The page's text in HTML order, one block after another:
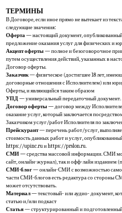
ТЕРМИНЫ
В Договоре, если иное прямо не вытекает из
следующие значения:
Оферта— настоящий документ,
предложение оказания услуг для физических и
Акцепт оферты— полное и безоговорочное
путем осуществления действий, указанных в
Договор оферты.
Заказчик— физическое (достигшее 18 лет,
договорные отношения с Исполнителем) или
Оферты, и являющийся таким образом
УПД— универсальный передаточный документ.
Договор оферты— договор между
оказание услуг, который заключается
Заказчиком услуг/работ Исполнителя по
Прейскурант— перечень работ/услуг,
стоимость данных работ и услуг,
https://upinc.ru и https://prslon.ru.
СМИ —средства массовой информации. СМИ
сайт, онлайн-журнал), так и офф-лайн изданием
СМИ-блог— онлайн-СМИ с возможностью
части СМИ-блогов есть редактура со стороны
может отсутствовать.
Материал— текстовый- или аудио- документ,
статью и/или подкаст
Статья— структурированный и